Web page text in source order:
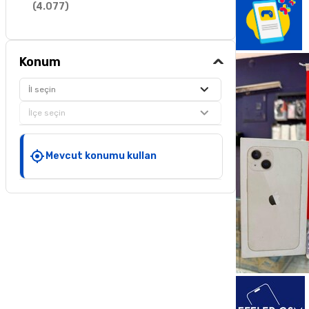
(4.077)
Konum
İl seçin
İlçe seçin
Mevcut konumu kullan